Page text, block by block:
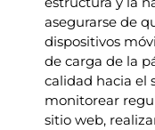
asegurarse de
dispositivos
de carga de la
calidad hacia el
monitorear
sitio web,